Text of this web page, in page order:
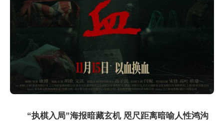
“执棋入局”海报暗藏玄机 咫尺距离暗喻人性鸿沟